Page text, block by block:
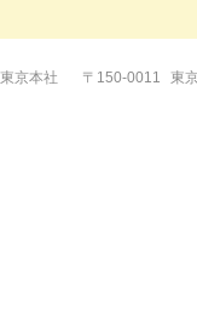
東京本社 〒150-0011 東